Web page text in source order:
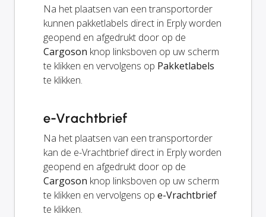
Na het plaatsen van een transportorder
kunnen pakketlabels direct in Erply worden
geopend en afgedrukt door op de
Cargoson knop linksboven op uw scherm
te klikken en vervolgens op Pakketlabels
te klikken.
e-Vrachtbrief
Na het plaatsen van een transportorder
kan de e-Vrachtbrief direct in Erply worden
geopend en afgedrukt door op de
Cargoson knop linksboven op uw scherm
te klikken en vervolgens op e-Vrachtbrief
te klikken.